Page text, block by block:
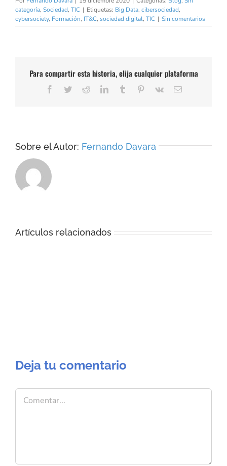
categoría, Sociedad, TIC | Etiquetas: Big Data, cibersociedad,
cybersociety, Formación, IT&C, sociedad digital, TIC | Sin comentarios
Para compartir esta historia, elija cualquier plataforma
Facebook
TwitterRedditLinkedInTumblr Pinterest
Vk
Correo
Sobre el Autor: Fernando Davara
Artículos relacionados
Deja tu comentario
Comentar